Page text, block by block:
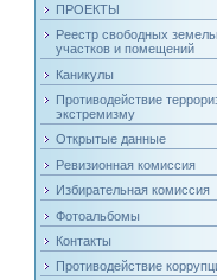
ПРОЕКТЫ
Реестр свободных
участков и помещений
Каникулы
Противодействие
экстремизму
Открытые данные
Ревизионная комиссия
Избирательная комиссия
Фотоальбомы
Контакты
Противодействие